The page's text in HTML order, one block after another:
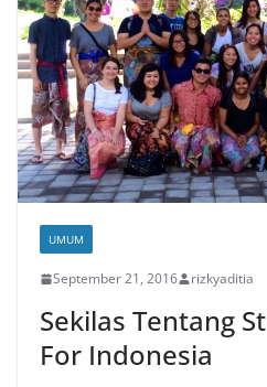
UMUM
September 21, 2016 rizkyaditia
Sekilas Tentang
For Indonesia